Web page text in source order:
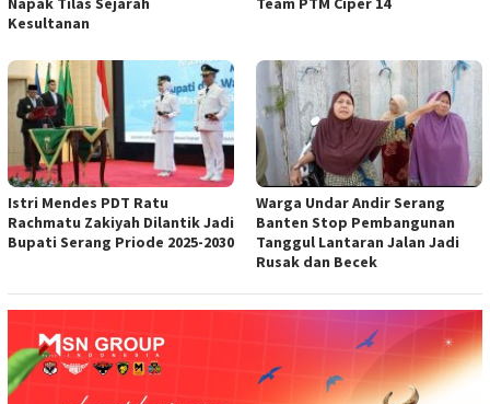
Kesultanan
Istri Mendes PDT Ratu
Rachmatu Zakiyah Dilantik Jadi
Bupati Serang Priode 2025-2030
Warga Undar Andir Serang
Banten Stop Pembangunan
Tanggul Lantaran Jalan Jadi
Rusak dan Becek